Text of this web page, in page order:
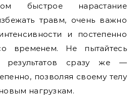
быстрое нарастание
травм, очень важно
и постепенно
временем. Не пытайтесь
результатов сразу же —
позволяя своему телу
нагрузкам.